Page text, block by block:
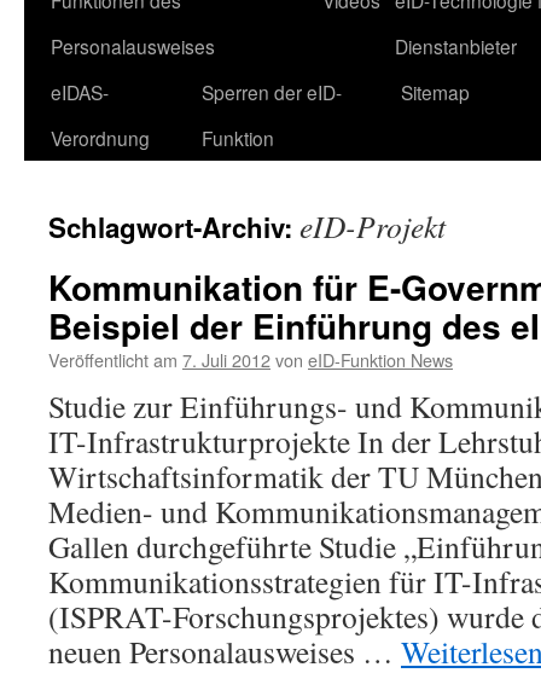
Personalausweises
Dienstanbieter
eIDAS-
Verordnung
Sperren der eID-
Funktion
Sitemap
Schlagwort-Archiv: eID-Projekt
Kommunikation für E-
Beispiel der Einführung des
Veröffentlicht am 7. Juli 2012von eID-Funktion News
Studie zur Einführungs- und
IT-Infrastrukturprojekte In der
Wirtschaftsinformatik der TU
Medien- und
Gallen durchgeführte Studie
Kommunikationsstrategien für IT-
(ISPRAT-Forschungsprojektes) wurde
neuen Personalausweises …